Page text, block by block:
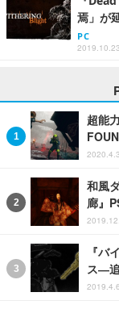
焉」が
PC
超能
和風
廊』
『バ
ス―